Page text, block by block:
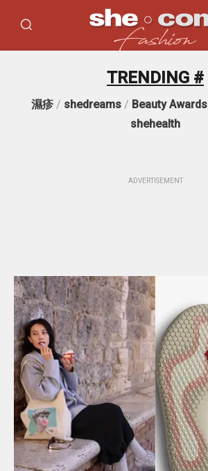
TRENDING #
濕疹 / shedreams / Beauty Awards
shehealth
ADVERTISEMENT